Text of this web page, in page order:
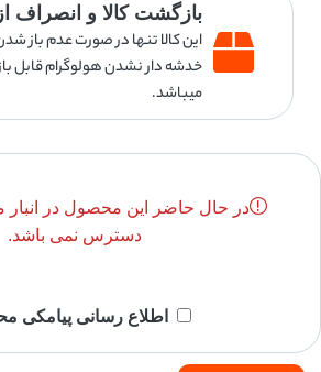
بازگشت کالا و انصراف
این کالا تنها در صورت عدم باز
خدشه دار نشدن هولوگرام قابل
میباشد.
در حال حاضر این محصول در انبار
دسترس نمی باشد.
اطلاع رسانی پیامکی